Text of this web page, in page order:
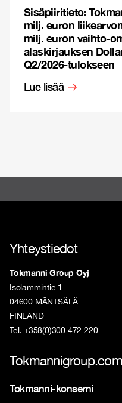
Sisäpiiritieto:
milj. euron
milj. euron vaihto-
alaskirjauksen
Q2/2026-tulokseen
Lue lisää
Yhteystiedot
Tokmanni Group Oyj
Isolammintie 1
04600 MÄNTSÄLÄ
FINLAND
Tel. +358(0)300 472 220
Tokmannigroup.com
Tokmanni-konserni